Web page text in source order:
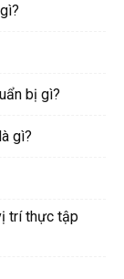
bị gì?
gì?
trí thực tập